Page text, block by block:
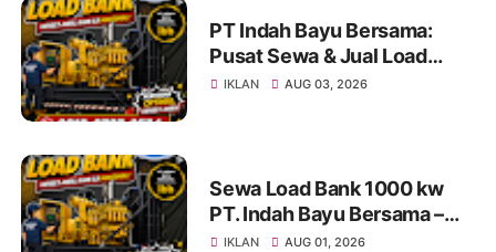
PT Indah Bayu Bersama:
Pusat Sewa & Jual Load
Bank Andal untuk Pengujian
IKLAN AUG 03, 2026
Sewa Load Bank 1000 kw
PT. Indah Bayu Bersama –
Solusi Profesional Pengujian
IKLAN AUG 01, 2026